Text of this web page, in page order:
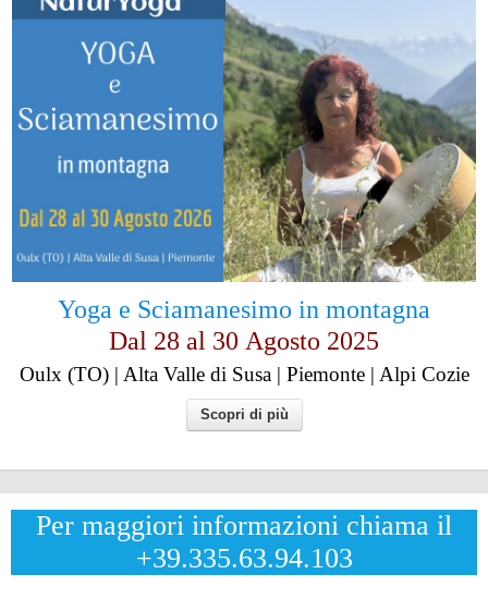
Yoga e Sciamanesimo in montagna
Dal 28 al 30 Agosto 2025
Oulx (TO) | Alta Valle di Susa | Piemonte | Alpi Cozie
Scopri di più
Per maggiori informazioni chiama il
+39.335.63.94.103